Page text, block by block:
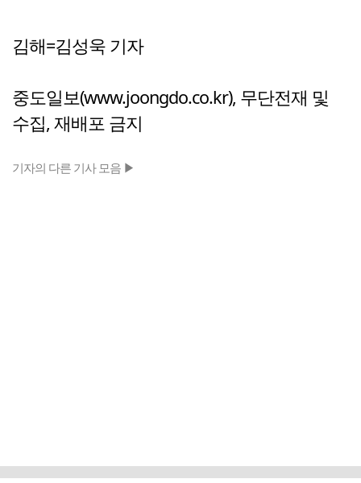
김해=김성욱 기자
중도일보(www.joongdo.co.kr), 무단전재 및
수집, 재배포 금지
기자의 다른 기사 모음 ▶